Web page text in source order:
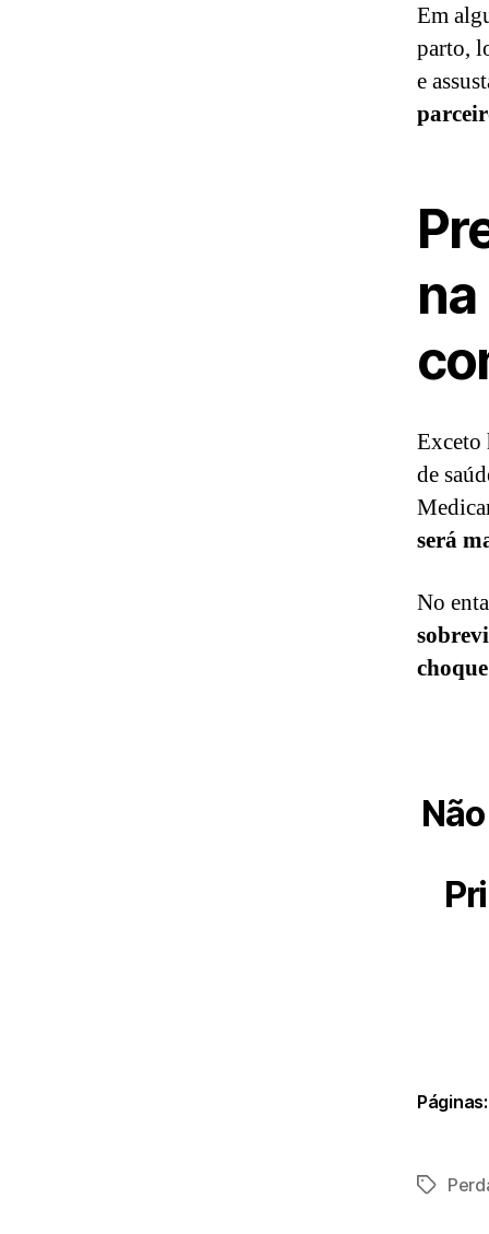
Em
parto,
e
Exceto
de
será
No
Páginas: